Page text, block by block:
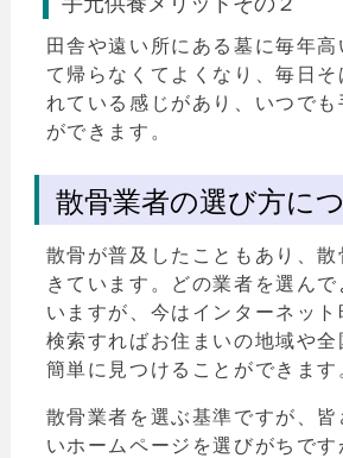
田舎や遠い所にある墓に毎年
て帰らなくてよくなり、毎日そ
れている感じがあり、いつで
ができます。
散骨業者の選び方に
散骨が普及したこともあり、散
きています。どの業者を選ん
いますが、今はインターネット
検索すればお住まいの地域や
簡単に見つけることができます
散骨業者を選ぶ基準ですが、皆
いホームページを選びがちで